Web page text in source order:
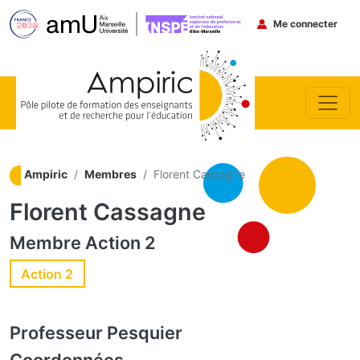
Menu du
Me connecter
Ampiric Membres Florent Cassagne
Florent Cassagne
Membre Action 2
Action 2
Professeur Pesquier